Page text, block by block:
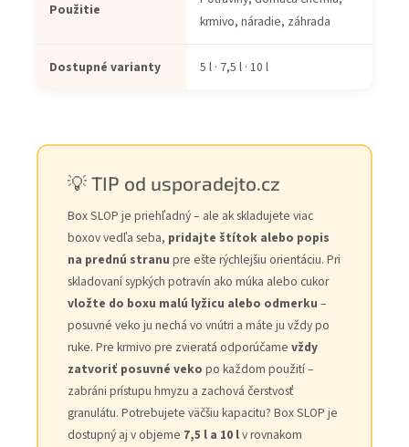
Použitie
krmivo, náradie, záhrada
Dostupné varianty 5 l · 7,5 l · 10 l
💡 TIP od usporadejto.cz
Box SLOP je priehľadný – ale ak skladujete viac
boxov vedľa seba, pridajte štítok alebo popis
na prednú stranu pre ešte rýchlejšiu orientáciu. Pri
skladovaní sypkých potravín ako múka alebo cukor
vložte do boxu malú lyžicu alebo odmerku –
posuvné veko ju nechá vo vnútri a máte ju vždy po
ruke. Pre krmivo pre zvieratá odporúčame vždy
zatvoriť posuvné veko po každom použití –
zabráni prístupu hmyzu a zachová čerstvosť
granulátu. Potrebujete väčšiu kapacitu? Box SLOP je
dostupný aj v objeme 7,5 l a 10 lv rovnakom